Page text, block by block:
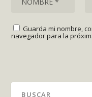
Guarda mi nombre,
navegador para la